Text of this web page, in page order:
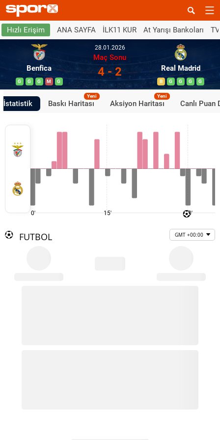
Hızlı Erişim ANA SAYFA İLK11 KUR At Yarışı Bankoları
Benfica
G G G M G
28.01.2026
Maç Sonu
4 - 2 Real Madrid
B G G G G
İstatistik Baskı Haritası
Yeni
Aksiyon Haritası
Yeni
Canlı Puan
0' 15' 30'
FUTBOL GMT +00:00